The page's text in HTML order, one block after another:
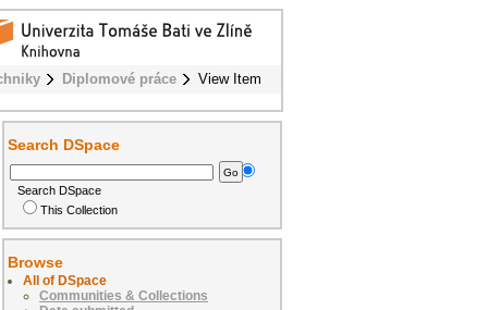
Diplomové práce View Item
Search DSpace
Search DSpace
This Collection
Browse
All of DSpace
Communities & Collections